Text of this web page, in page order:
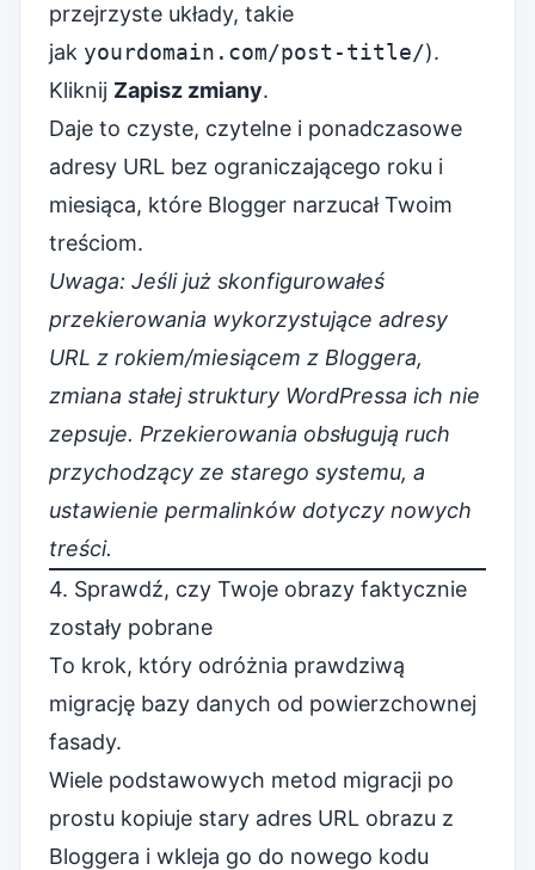
przejrzyste układy, takie
jak yourdomain.com/post-title/).
Kliknij Zapisz zmiany.
Daje to czyste, czytelne i ponadczasowe
adresy URL bez ograniczającego roku i
miesiąca, które Blogger narzucał Twoim
treściom.
Uwaga: Jeśli już skonfigurowałeś
przekierowania wykorzystujące adresy
URL z rokiem/miesiącem z Bloggera,
zmiana stałej struktury WordPressa ich nie
zepsuje. Przekierowania obsługują ruch
przychodzący ze starego systemu, a
ustawienie permalinków dotyczy nowych
treści.
4. Sprawdź, czy Twoje obrazy faktycznie
zostały pobrane
To krok, który odróżnia prawdziwą
migrację bazy danych od powierzchownej
fasady.
Wiele podstawowych metod migracji po
prostu kopiuje stary adres URL obrazu z
Bloggera i wkleja go do nowego kodu